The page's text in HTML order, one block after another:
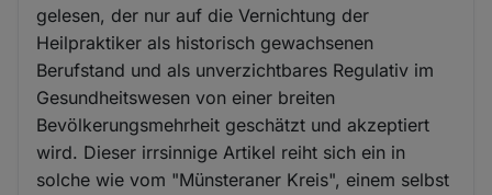
gelesen, der nur auf die Vernichtung der
Heilpraktiker als historisch gewachsenen
Berufstand und als unverzichtbares Regulativ im
Gesundheitswesen von einer breiten
Bevölkerungsmehrheit geschätzt und akzeptiert
wird. Dieser irrsinnige Artikel reiht sich ein in
solche wie vom "Münsteraner Kreis", einem selbst